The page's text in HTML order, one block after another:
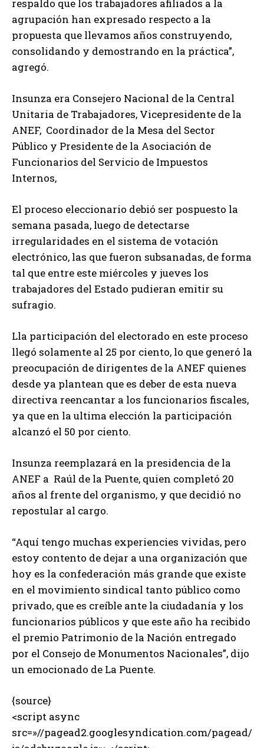
respaldo que los trabajadores afiliados a la
agrupación han expresado respecto a la
propuesta que llevamos años construyendo,
consolidando y demostrando en la práctica”,
agregó.
Insunza era Consejero Nacional de la Central
Unitaria de Trabajadores, Vicepresidente de la
ANEF, Coordinador de la Mesa del Sector
Público y Presidente de la Asociación de
Funcionarios del Servicio de Impuestos
Internos,
El proceso eleccionario debió ser pospuesto la
semana pasada, luego de detectarse
irregularidades en el sistema de votación
electrónico, las que fueron subsanadas, de forma
tal que entre este miércoles y jueves los
trabajadores del Estado pudieran emitir su
sufragio.
Lla participación del electorado en este proceso
llegó solamente al 25 por ciento, lo que generó la
preocupación de dirigentes de la ANEF quienes
desde ya plantean que es deber de esta nueva
directiva reencantar a los funcionarios fiscales,
ya que en la ultima elección la participación
alcanzó el 50 por ciento.
Insunza reemplazará en la presidencia de la
ANEF a Raúl de la Puente, quien completó 20
años al frente del organismo, y que decidió no
repostular al cargo.
“Aquí tengo muchas experiencies vividas, pero
estoy contento de dejar a una organización que
hoy es la confederación más grande que existe
en el movimiento sindical tanto público como
privado, que es creíble ante la ciudadanía y los
funcionarios públicos y que este año ha recibido
el premio Patrimonio de la Nación entregado
por el Consejo de Monumentos Nacionales”, dijo
un emocionado de La Puente.
{source}
<script async
src=»//pagead2.googlesyndication.com/pagead/